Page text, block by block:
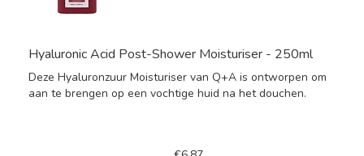
Hyaluronic Acid Post-Shower Moisturiser - 250ml
Deze Hyaluronzuur Moisturiser van Q+A is ontworpen om
aan te brengen op een vochtige huid na het douchen.